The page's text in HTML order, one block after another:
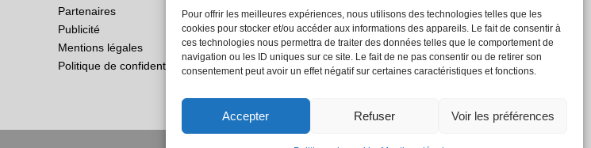
Pour offrir les meilleures expériences, nous utilisons des technologies telles que les
cookies pour stocker et/ou accéder aux informations des appareils. Le fait de consentir à
ces technologies nous permettra de traiter des données telles que le comportement de
navigation ou les ID uniques sur ce site. Le fait de ne pas consentir ou de retirer son
consentement peut avoir un effet négatif sur certaines caractéristiques et fonctions.
Accepter Refuser Voir les préférences
Partenaires
Publicité
Mentions légales
Politique de confidentialité
Atrium Patrimoine
Kiosque 21
L'Atelier Bois
Planète Bâtiment
batijournal TV